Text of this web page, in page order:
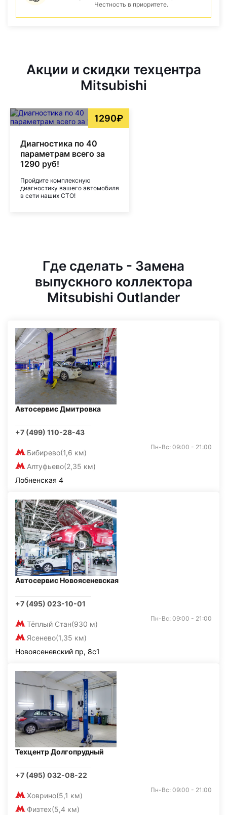
Честность в приоритете.
Акции и скидки техцентра
Mitsubishi
1290₽
Диагностика по 40
параметрам всего за
1290 руб!
Пройдите комплексную
диагностику вашего автомобиля
в сети наших СТО!
Где сделать - Замена
выпускного коллектора
Mitsubishi Outlander
Автосервис Дмитровка
+7 (499) 110-28-43
Бибирево(1,6 км)
Алтуфьево(2,35 км)
Пн-Вс: 09:00 - 21:00
Лобненская 4
Автосервис Новоясеневская
+7 (495) 023-10-01
Тёплый Стан(930 м)
Ясенево(1,35 км)
Пн-Вс: 09:00 - 21:00
Новоясеневский пр, 8с1
Техцентр Долгопрудный
+7 (495) 032-08-22
Ховрино(5,1 км)
Физтех(5,4 км)
Пн-Вс: 09:00 - 21:00